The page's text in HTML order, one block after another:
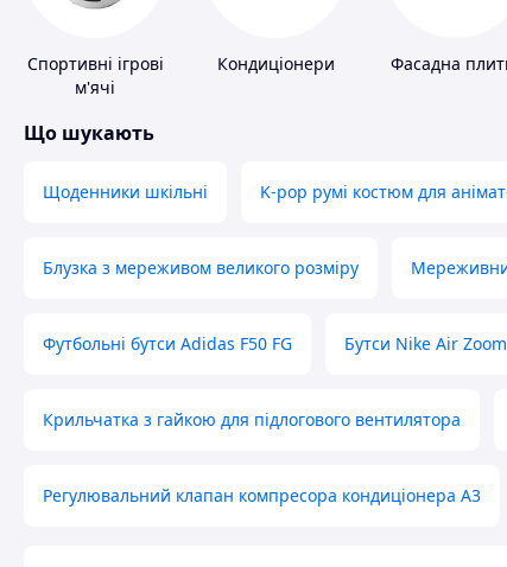
Спортивні ігрові
м'ячі
Кондиціонери Фасадна
Що шукають
Щоденники шкільні K-pop румі костюм для
Блузка з мереживом великого розміру
Футбольні бутси Adidas F50 FG Бутси Nike Air
Крильчатка з гайкою для підлогового вентилятора
Регулювальний клапан компресора кондиціонера А3